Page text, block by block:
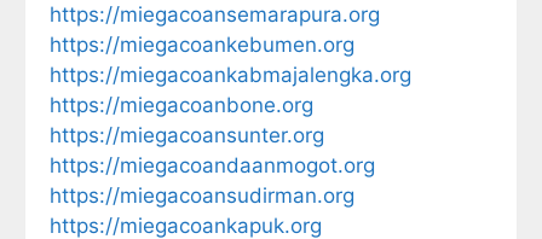
https://miegacoansemarapura.org
https://miegacoankebumen.org
https://miegacoankabmajalengka.org
https://miegacoanbone.org
https://miegacoansunter.org
https://miegacoandaanmogot.org
https://miegacoansudirman.org
https://miegacoankapuk.org